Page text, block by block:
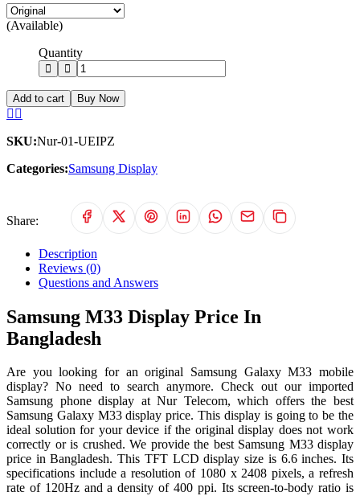
(Available)
Quantity
Add to cart Buy Now
SKU:Nur-01-UEIPZ
Categories:Samsung Display
Share:
Description
Reviews (0)
Questions and Answers
Samsung M33 Display Price In
Bangladesh
Are you looking for an original Samsung Galaxy M33 mobile
display? No need to search anymore. Check out our imported
Samsung phone display at Nur Telecom, which offers the best
Samsung Galaxy M33 display price. This display is going to be the
ideal solution for your device if the original display does not work
correctly or is crushed. We provide the best Samsung M33 display
price in Bangladesh. This TFT LCD display size is 6.6 inches. Its
specifications include a resolution of 1080 x 2408 pixels, a refresh
rate of 120Hz and a density of 400 ppi. Its screen-to-body ratio is